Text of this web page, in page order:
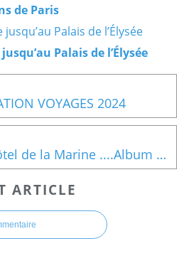
de Paris
Palais de l’Élysée
VOYAGES 2024
Visite guidée de l'Hôtel de la Marine ....Album photos
ARTICLE